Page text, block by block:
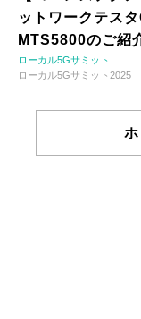
ットワークテス
MTS5800のご紹
ローカル5Gサミット
ローカル5Gサミット2025